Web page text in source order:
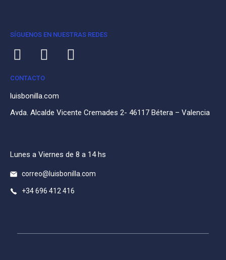
SÍGUENOS EN NUESTRAS REDES
CONTACTO
luisbonilla.com
Avda. Alcalde Vicente Cremades 2- 46117 Bétera – Valencia
Lunes a Viernes de 8 a 14 hs
correo@luisbonilla.com
+34 696 412 416